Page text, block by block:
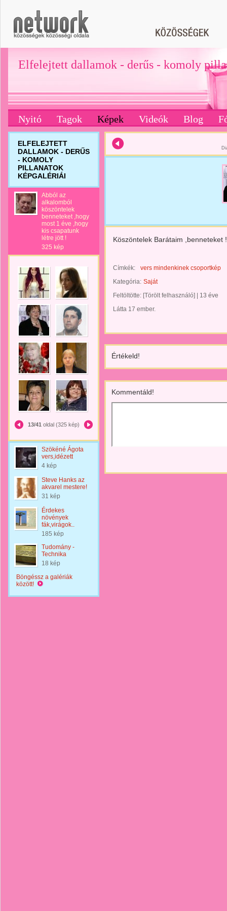
Elfelejtett dallamok - derűs - komoly
Nyitó Tagok Képek Videók Blog
ELFELEJTETT
DALLAMOK - DERŰS
- KOMOLY
PILLANATOK
KÉPGALÉRIÁI
Abból az
alkalomból
köszöntelek
benneteket ,hogy
most 1 éve ,hogy
kis csapatunk
létre jött !
325 kép
13/41 oldal (325 kép)
Szökéné Ágota
vers,idézett
4 kép
Steve Hanks az
akvarel mestere!
31 kép
Érdekes
növények
fák,virágok..
185 kép
Tudomány -
Technika
18 kép
Böngéssz a galériák
között!
Köszöntelek Barátaim ,benneteket
Címkék:
vers mindenkinek csoportkép
Kategória: Saját
Feltöltötte: [Törölt felhasználó]
13 éve
Látta 17 ember.
Értékeld!
Kommentáld!